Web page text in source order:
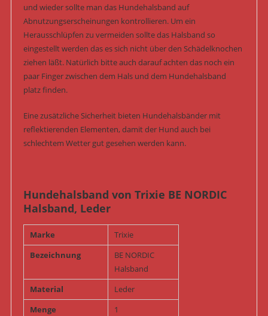
und wieder sollte man das Hundehalsband auf
Abnutzungserscheinungen kontrollieren. Um ein
Herausschlüpfen zu vermeiden sollte das Halsband so
eingestellt werden das es sich nicht über den Schädelknochen
ziehen läßt. Natürlich bitte auch darauf achten das noch ein
paar Finger zwischen dem Hals und dem Hundehalsband
platz finden.
Eine zusätzliche Sicherheit bieten Hundehalsbänder mit
reflektierenden Elementen, damit der Hund auch bei
schlechtem Wetter gut gesehen werden kann.
Hundehalsband von Trixie BE NORDIC
Halsband, Leder
Marke
Trixie
Bezeichnung
BE NORDIC
Halsband
Material
Leder
Menge
1